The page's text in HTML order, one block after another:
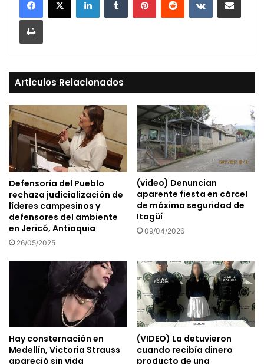
Print
Articulos Relacionados
Defensoría del Pueblo
rechaza judicialización de
líderes campesinos y
defensores del ambiente
en Jericó, Antioquia
26/05/2025
(video) Denuncian
aparente fiesta en cárcel
de máxima seguridad de
Itagüí
09/04/2026
Hay consternación en
Medellín, Victoria Strauss
apareció sin vida
(VIDEO) La detuvieron
cuando recibía dinero
producto de una